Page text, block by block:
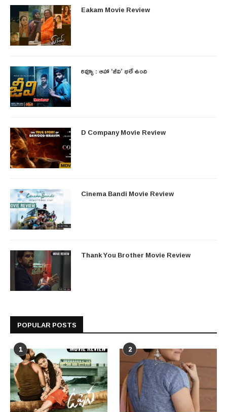
Eakam Movie Review
రివ్యూ : ఆహా ‘జీవి’ భలే ఉంది
D Company Movie Review
Cinema Bandi Movie Review
Thank You Brother Movie Review
POPULAR POSTS
1 2